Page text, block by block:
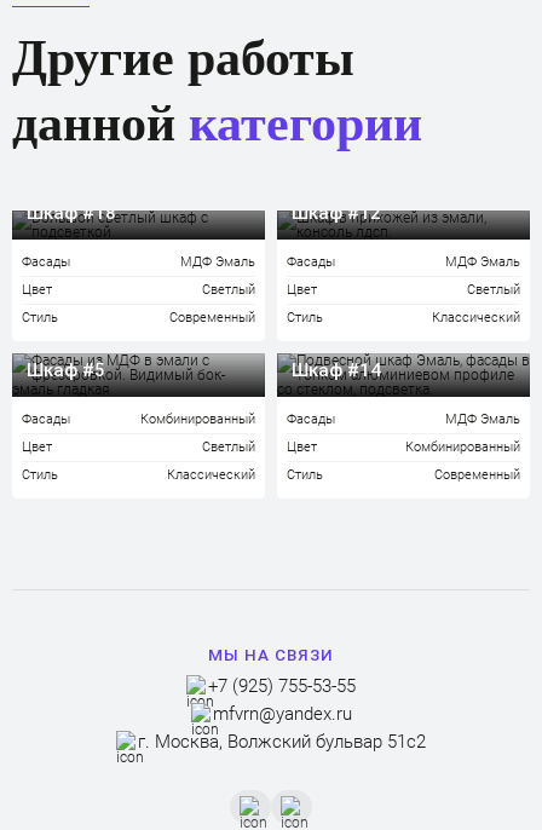
Другие работы
данной категории
Шкаф #18
Фасады
МДФ Эмаль
Цвет
Светлый
Стиль
Современный
Шкаф #12
Фасады
МДФ Эмаль
Цвет
Светлый
Стиль
Классический
Шкаф #5
Фасады
Комбинированный
Цвет
Светлый
Стиль
Классический
Шкаф #14
Фасады
МДФ Эмаль
Цвет
Комбинированный
Стиль
Современный
МЫ НА СВЯЗИ
+7 (925) 755-53-55
mfvrn@yandex.ru
г. Москва, Волжский бульвар 51с2